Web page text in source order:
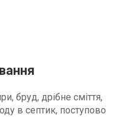
бруд, дрібне сміття,
в септик, поступово